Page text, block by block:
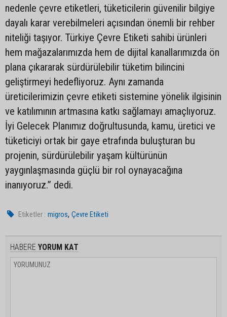
nedenle çevre etiketleri, tüketicilerin güvenilir bilgiye
dayalı karar verebilmeleri açısından önemli bir rehber
niteliği taşıyor. Türkiye Çevre Etiketi sahibi ürünleri
hem mağazalarımızda hem de dijital kanallarımızda ön
plana çıkararak sürdürülebilir tüketim bilincini
geliştirmeyi hedefliyoruz. Aynı zamanda
üreticilerimizin çevre etiketi sistemine yönelik ilgisinin
ve katılımının artmasına katkı sağlamayı amaçlıyoruz.
İyi Gelecek Planımız doğrultusunda, kamu, üretici ve
tüketiciyi ortak bir gaye etrafında buluşturan bu
projenin, sürdürülebilir yaşam kültürünün
yaygınlaşmasında güçlü bir rol oynayacağına
inanıyoruz.” dedi.
Etiketler : migros,Çevre Etiketi
HABERE YORUM KAT